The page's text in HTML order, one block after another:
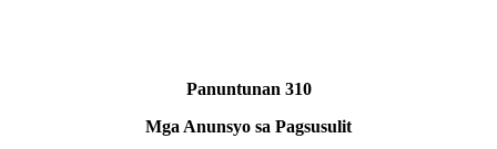
Panuntunan 310
Mga Anunsyo sa Pagsusulit